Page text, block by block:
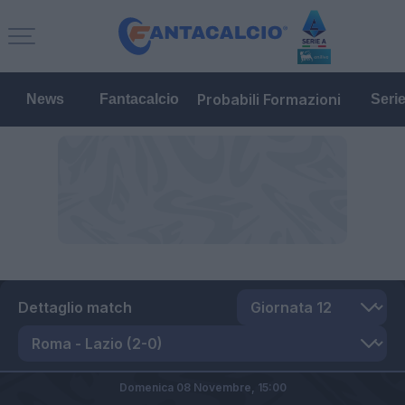
News Fantacalcio Probabili Formazioni
Dettaglio match
Domenica 08 Novembre, 15:00